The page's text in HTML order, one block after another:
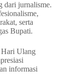
dari jurnalisme.
serta
Bupati.
Hari Ulang
informasi